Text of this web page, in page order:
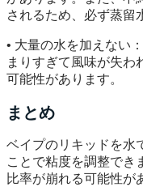
されるため、必ず蒸留
• 大量の水を加えない
まりすぎて風味が失わ
可能性があります。
まとめ
ベイプのリキッドを水
ことで粘度を調整でき
比率が崩れる可能性が